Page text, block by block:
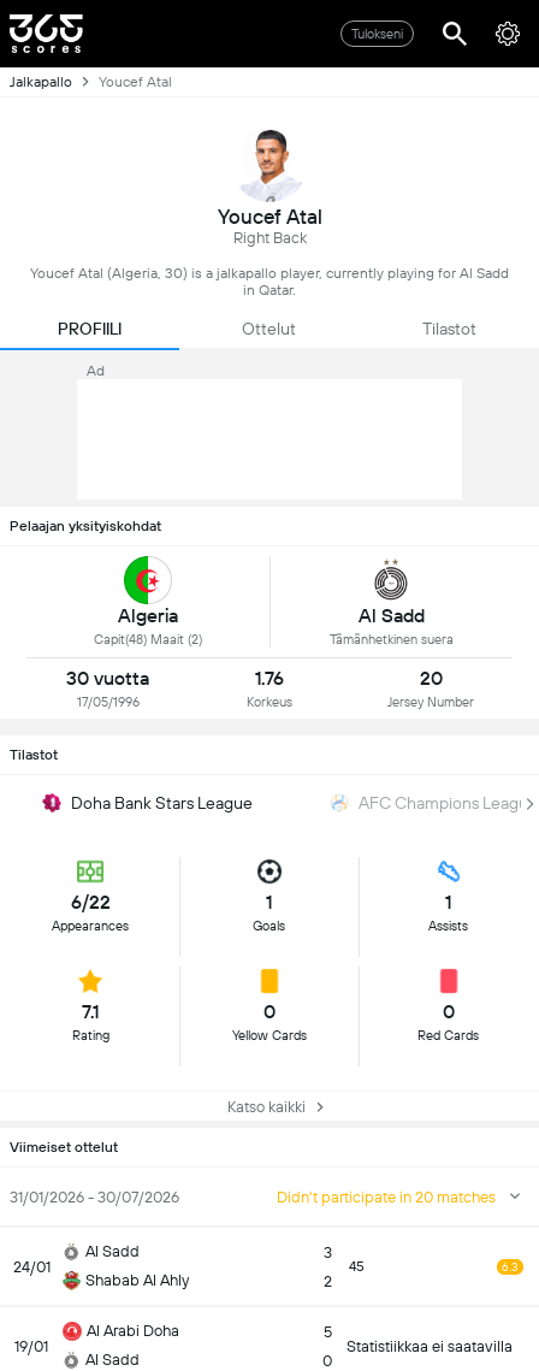
Tulokseni
Jalkapallo Youcef Atal
Youcef Atal
Right Back
Youcef Atal (Algeria, 30) is a jalkapallo player, currently playing for Al Sadd
in Qatar.
PROFIILI Ottelut Tilastot
Ad
Pelaajan yksityiskohdat
Algeria
Capit(48) Maait (2)
Al Sadd
Tämänhetkinen suera
30 vuotta
17/05/1996
1.76
Korkeus
20
Jersey Number
Tilastot
Doha Bank Stars League AFC Champions
6/22
Appearances
1
Goals
1
Assists
7.1
Rating
0
Yellow Cards
0
Red Cards
Katso kaikki
Viimeiset ottelut
31/01/2026 - 30/07/2026 Didn't participate in 20 matches
24/01
Al Sadd
Shabab Al Ahly
3
2
45 6.3
19/01
Al Arabi Doha
Al Sadd
5
0
Statistiikkaa ei saatavilla